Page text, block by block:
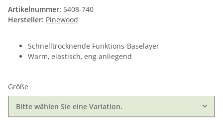
Artikelnummer: 5408-740
Hersteller: Pinewood
Schnelltrocknende Funktions-Baselayer
Warm, elastisch, eng anliegend
Größe
Bitte wählen Sie eine Variation.